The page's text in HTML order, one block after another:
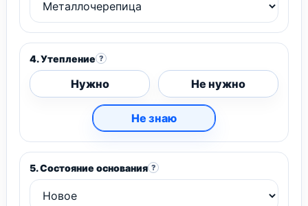
4. Утепление ?
Нужно Не нужно
Не знаю
5. Состояние основания ?